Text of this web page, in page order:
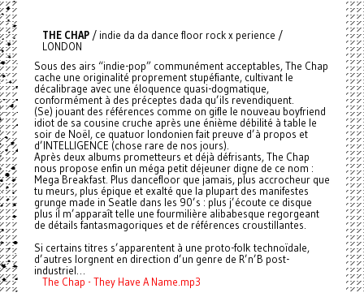
THE CHAP/ indie da da dance floor rock x perience /
LONDON
Sous des airs “indie-pop” communément acceptables, The Chap
cache une originalité proprement stupéfiante, cultivant le
décalibrage avec une éloquence quasi-dogmatique,
conformément à des préceptes dada qu’ils revendiquent.
(Se) jouant des références comme on gifle le nouveau boyfriend
idiot de sa cousine cruche après une énième débilité à table le
soir de Noël, ce quatuor londonien fait preuve d’à propos et
d’INTELLIGENCE (chose rare de nos jours).
Après deux albums prometteurs et déjà défrisants, The Chap
nous propose enfin un méga petit déjeuner digne de ce nom :
Mega Breakfast. Plus dancefloor que jamais, plus accrocheur que
tu meurs, plus épique et exalté que la plupart des manifestes
grunge made in Seatle dans les 90’s : plus j’écoute ce disque
plus il m’apparaît telle une fourmilière alibabesque regorgeant
de détails fantasmagoriques et de références croustillantes.
Si certains titres s’apparentent à une proto-folk technoïdale,
d’autres lorgnent en direction d’un genre de R’n’B post-
industriel…
The Chap - They Have A Name.mp3